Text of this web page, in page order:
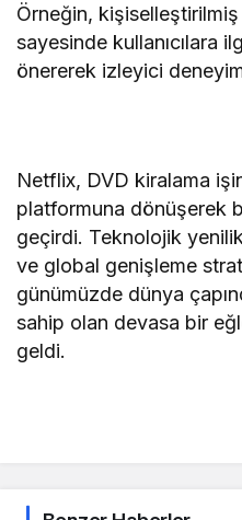
Örneğin,
sayesinde kullanıcılara
önererek izleyici
Netflix, DVD kiralama
platformuna dönüşerek
geçirdi. Teknolojik
ve global genişleme
günümüzde dünya
sahip olan devasa bir
geldi.